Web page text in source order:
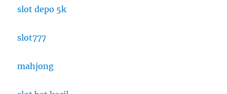
slot depo 5k
slot777
mahjong